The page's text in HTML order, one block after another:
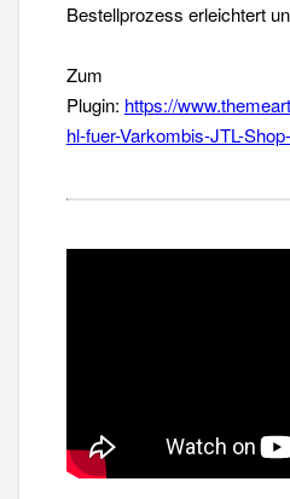
Bestellprozess erleichtert
Zum
Plugin: https://
hl-fuer-Varkombis-JTL-